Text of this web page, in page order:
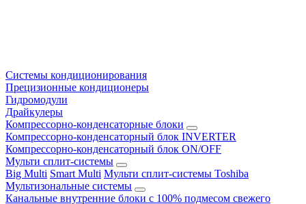
Системы кондиционирования
Прецизионные кондиционеры
Гидромодули
Драйкулеры
Компрессорно-конденсаторные блоки
Компрессорно-конденсаторный блок INVERTER
Компрессорно-конденсаторный блок ON/OFF
Мульти сплит-системы
Big Multi Smart Multi Мульти сплит-системы Toshiba
Мультизональные системы
Канальные внутренние блоки с 100% подмесом свежего